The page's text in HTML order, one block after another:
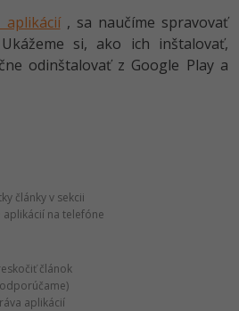
aplikácií, sa naučíme spravovať
si, ako ich inštalovať,
odinštalovať z Google Play a
články v sekcii
aplikácií na telefóne
článok
aplikácií